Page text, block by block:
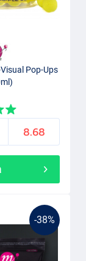
Pop-Ups
8.68
-38%